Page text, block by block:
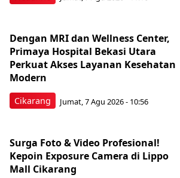
Cikarang
Dengan MRI dan Wellness Center,
Primaya Hospital Bekasi Utara
Perkuat Akses Layanan Kesehatan
Modern
Jumat, 7 Agu 2026 - 10:56
Surga Foto & Video Profesional!
Kepoin Exposure Camera di Lippo
Mall Cikarang